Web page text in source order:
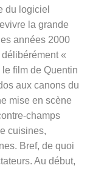
du logiciel
la grande
années 2000
délibérément «
le film de Quentin
aux canons du
mise en scène
champs
cuisines,
Bref, de quoi
Au début,